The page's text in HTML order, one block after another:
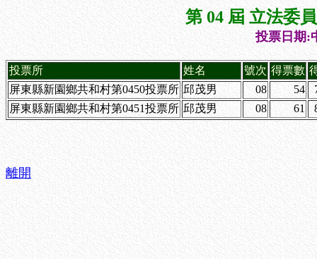
第 04 屆 立法委
投票日期:
投票所 姓名 號次 得票數
屏東縣新園鄉共和村第0450投票所 邱茂男 08 54
屏東縣新園鄉共和村第0451投票所 邱茂男 08 61
離開